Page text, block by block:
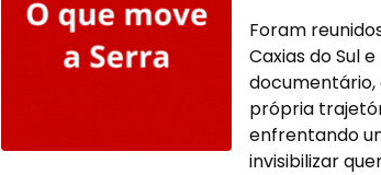
Foram
Caxias do Sul
documentário,
própria
enfrentando
invisibilizar